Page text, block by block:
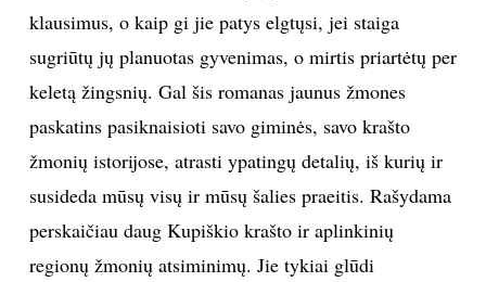
klausimus, o kaip gi jie patys elgtųsi, jei staiga
sugriūtų jų planuotas gyvenimas, o mirtis priartėtų per
keletą žingsnių. Gal šis romanas jaunus žmones
paskatins pasiknaisioti savo giminės, savo krašto
žmonių istorijose, atrasti ypatingų detalių, iš kurių ir
susideda mūsų visų ir mūsų šalies praeitis. Rašydama
perskaičiau daug Kupiškio krašto ir aplinkinių
regionų žmonių atsiminimų. Jie tykiai glūdi